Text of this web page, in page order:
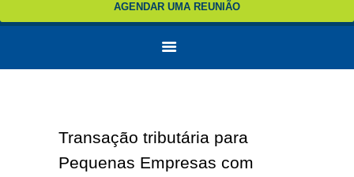
AGENDAR UMA REUNIÃO
Transação tributária para
Pequenas Empresas com